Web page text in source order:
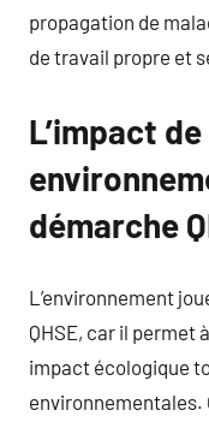
propagation de
de travail propre et
L’impact
démarche
L’environnement
QHSE, car il permet
impact écologique
environnementales.